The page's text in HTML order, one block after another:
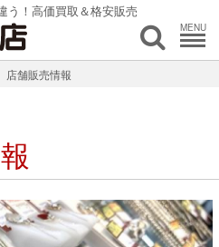
う！高価買取＆格安販売
MENU
店舗販売情報